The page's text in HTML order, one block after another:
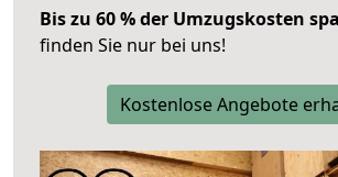
Bis zu 60 % der Umzugskosten
finden Sie nur bei uns!
Kostenlose Angebote